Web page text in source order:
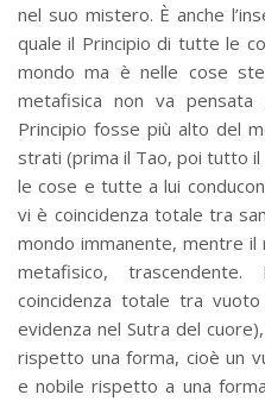
nel suo mistero. È anche
quale il Principio di tutte le
mondo ma è nelle cose
metafisica non va pensata
Principio fosse più alto del
strati (prima il Tao, poi tutto
le cose e tutte a lui
vi è coincidenza totale tra
mondo immanente, mentre il
metafisico,
coincidenza totale tra
evidenza nel Sutra del
rispetto una forma, cioè un
e nobile rispetto a una